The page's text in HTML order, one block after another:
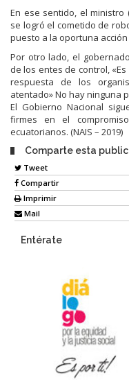
En ese sentido, el
se logró el cometido de
puesto a la oportuna
Por otro lado, el
de los entes de control,
respuesta de los
atentado» No hay ninguna
El Gobierno Nacional
firmes en el
ecuatorianos. (NAIS – 2019)
Comparte esta
Tweet
Compartir
Imprimir
Mail
Entérate